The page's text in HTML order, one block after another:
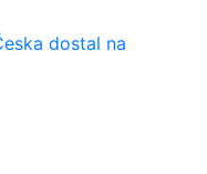
dostal na